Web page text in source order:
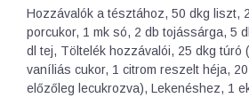
Hozzávalók a tésztához, 50 dkg liszt,
porcukor, 1 mk só, 2 db tojássárga, 5
dl tej, Töltelék hozzávalói, 25 dkg túró
vaníliás cukor, 1 citrom reszelt héja,
előzőleg lecukrozva), Lekenéshez, 1